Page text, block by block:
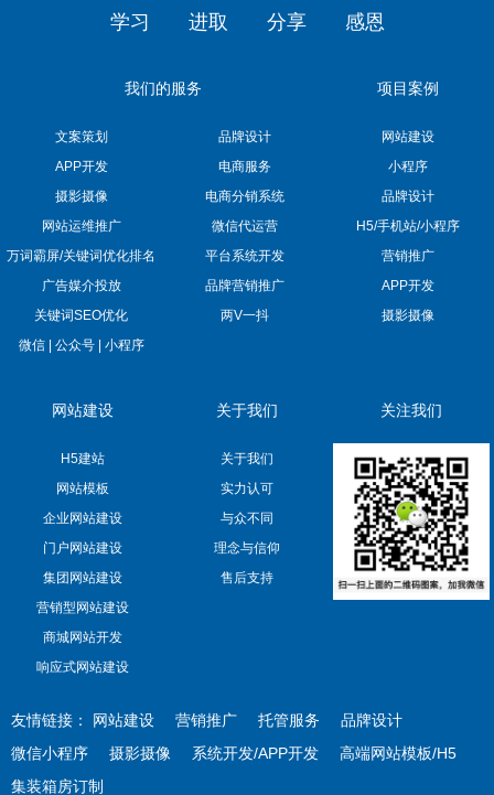
学习 进取 分享 感恩
我们的服务
文案策划
品牌设计
APP开发
电商服务
摄影摄像
电商分销系统
网站运维推广
微信代运营
万词霸屏/关键词优化排名
平台系统开发
广告媒介投放
品牌营销推广
关键词SEO优化
两V一抖
微信 | 公众号 | 小程序
项目案例
网站建设
小程序
品牌设计
H5/手机站/小程序
营销推广
APP开发
摄影摄像
网站建设
H5建站
网站模板
企业网站建设
门户网站建设
集团网站建设
营销型网站建设
商城网站开发
响应式网站建设
关于我们
关于我们
实力认可
与众不同
理念与信仰
售后支持
关注我们
友情链接： 网站建设 营销推广 托管服务
品牌设计
微信小程序
摄影摄像 系统开发/APP开发
高端网站模板/H5
集装箱房订制